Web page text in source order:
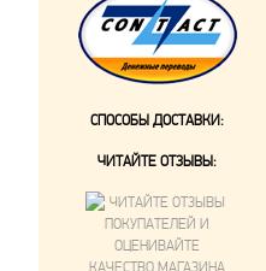
СПОСОБЫ ДОСТАВКИ:
ЧИТАЙТЕ ОТЗЫВЫ: